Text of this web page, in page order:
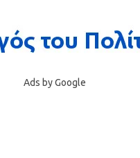
Ads by Google